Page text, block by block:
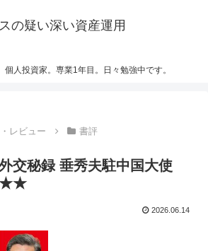
の疑い深い資産運用
個人投資家。専業1年目。日々勉強中です。
レビュー 書評
交秘録 垂秀夫駐中国大使
2026.06.14